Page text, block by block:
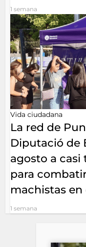
1 semana
Vida ciudadana
La red de
Diputació de
agosto a
para
machistas en
1 semana